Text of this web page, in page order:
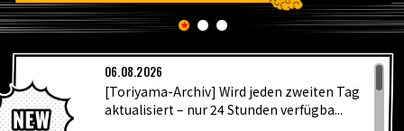
HIGHLIGHTS
VIDEOS
06.08.2026
[Toriyama-Archiv] Wird jeden zweiten Tag
aktualisiert – nur 24 Stunden verfügba...